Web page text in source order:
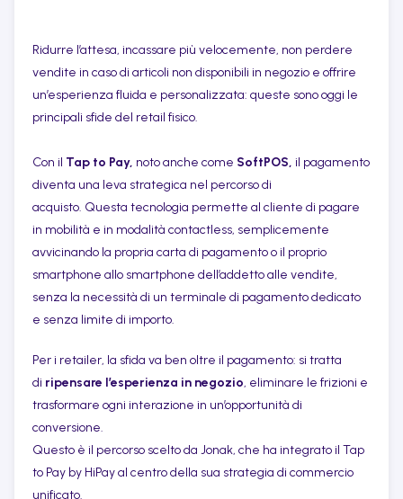
Ridurre l’attesa, incassare più velocemente, non perdere
vendite in caso di articoli non disponibili in negozio e offrire
un’esperienza fluida e personalizzata: queste sono oggi le
principali sfide del retail fisico.
Con il Tap to Pay, noto anche come SoftPOS, il pagamento
diventa una leva strategica nel percorso di
acquisto. Questa tecnologia permette al cliente di pagare
in mobilità e in modalità contactless, semplicemente
avvicinando la propria carta di pagamento o il proprio
smartphone allo smartphone dell’addetto alle vendite,
senza la necessità di un terminale di pagamento dedicato
e senza limite di importo.
Per i retailer, la sfida va ben oltre il pagamento: si tratta
di ripensare l’esperienza in negozio, eliminare le frizioni e
trasformare ogni interazione in un’opportunità di
conversione.
Questo è il percorso scelto da Jonak, che ha integrato il Tap
to Pay by HiPay al centro della sua strategia di commercio
unificato.